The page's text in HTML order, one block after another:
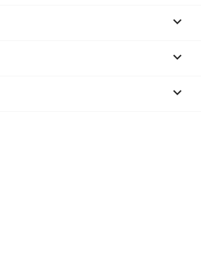


keyboard_arrow_down